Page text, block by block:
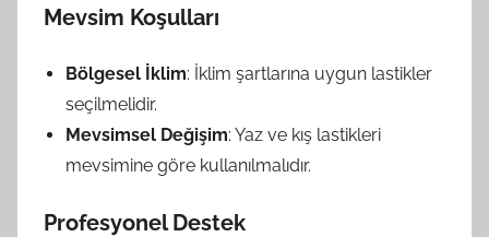
Mevsim Koşulları
Bölgesel İklim: İklim şartlarına uygun lastikler
seçilmelidir.
Mevsimsel Değişim: Yaz ve kış lastikleri
mevsimine göre kullanılmalıdır.
Profesyonel Destek